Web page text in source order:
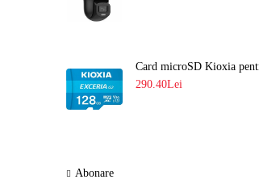
290.40Lei
Abonare